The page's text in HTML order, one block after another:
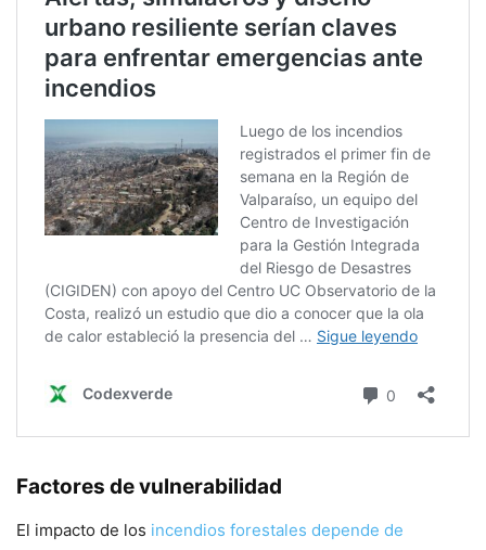
Factores de vulnerabilidad
El impacto de los incendios forestales depende de